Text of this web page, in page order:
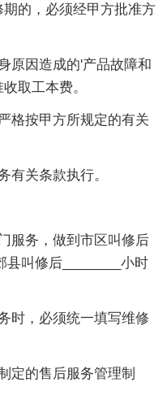
的，必须经甲方批准方
原因造成的'产品故障和
取工本费。
格按甲方所规定的有关
有关条款执行。
服务，做到市区叫修后
县叫修后________小时
时，必须统一填写维修
定的售后服务管理制